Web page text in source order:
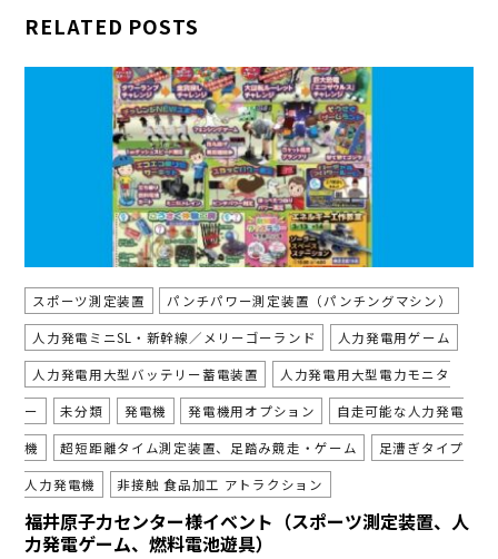
RELATED POSTS
スポーツ測定装置 パンチパワー測定装置（パンチングマシン）
人力発電ミニSL・新幹線／メリーゴーランド 人力発電用ゲーム
人力発電用大型バッテリー蓄電装置 人力発電用大型電力モニタ
ー 未分類 発電機 発電機用オプション 自走可能な人力発電
機 超短距離タイム測定装置、足踏み競走・ゲーム 足漕ぎタイプ
人力発電機 非接触 食品加工 アトラクション
福井原子力センター様イベント（スポーツ測定装置、人
力発電ゲーム、燃料電池遊具）